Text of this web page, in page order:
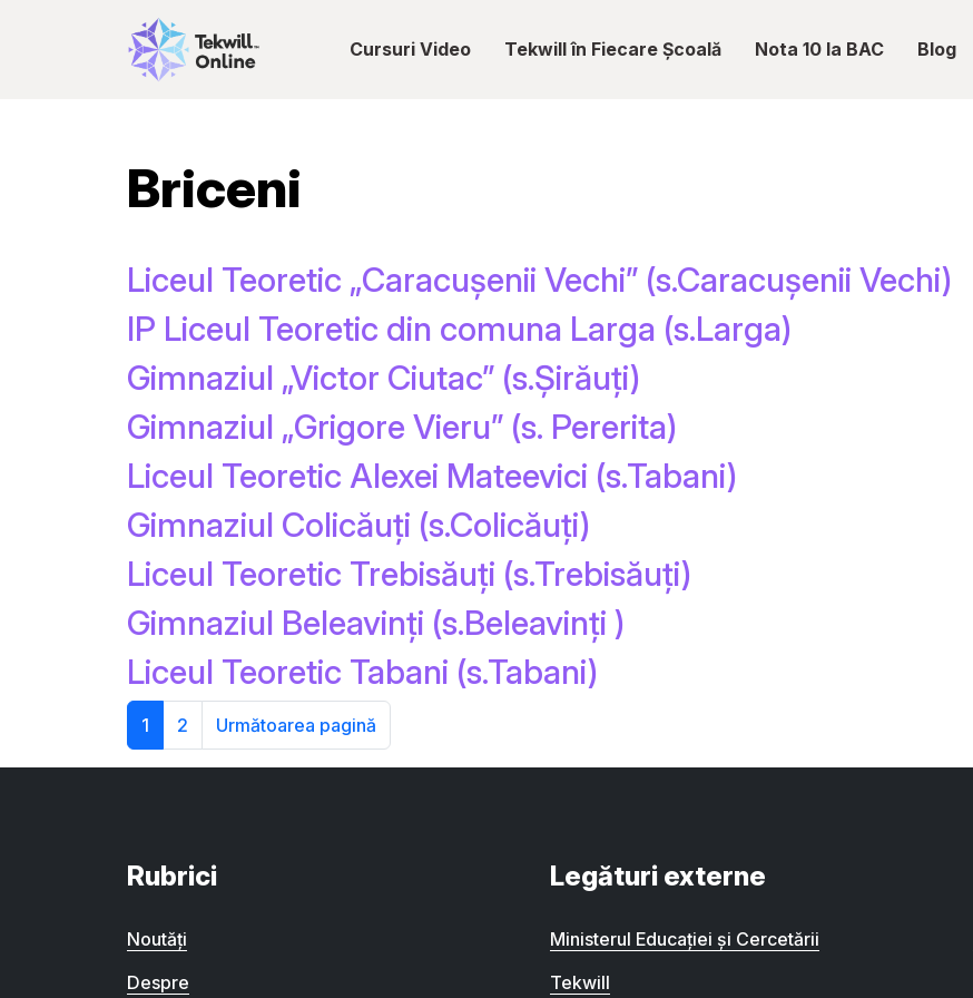
Cursuri Video Tekwill în Fiecare Școală Nota 10 la BAC Blog
Briceni
Liceul Teoretic „Caracușenii Vechi” (s.Caracușenii Vechi)
IP Liceul Teoretic din comuna Larga (s.Larga)
Gimnaziul „Victor Ciutac” (s.Șirăuți)
Gimnaziul „Grigore Vieru” (s. Pererita)
Liceul Teoretic Alexei Mateevici (s.Tabani)
Gimnaziul Colicăuți (s.Colicăuți)
Liceul Teoretic Trebisăuți (s.Trebisăuți)
Gimnaziul Beleavinți (s.Beleavinți )
Liceul Teoretic Tabani (s.Tabani)
1 2 Următoarea pagină
Rubrici
Noutăți
Despre
Legături externe
Ministerul Educației și Cercetării
Tekwill